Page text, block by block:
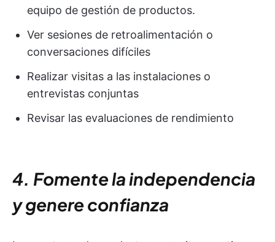
equipo de gestión de productos.
Ver sesiones de retroalimentación o
conversaciones difíciles
Realizar visitas a las instalaciones o
entrevistas conjuntas
Revisar las evaluaciones de rendimiento
4. Fomente la independencia
y genere confianza